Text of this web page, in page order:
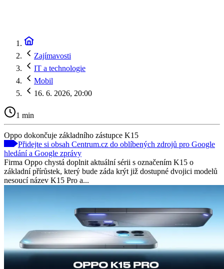
Zajímavosti
IT a technologie
Mobil
16. 6. 2026, 20:00
1 min
Oppo dokončuje základního zástupce K15
Přidejte si obsah Centrum.cz do oblíbených zdrojů pro Google
hledání a Google zprávy
Firma Oppo chystá doplnit aktuální sérii s označením K15 o
základní přírůstek, který bude záda krýt již dostupné dvojici modelů
nesoucí název K15 Pro a...